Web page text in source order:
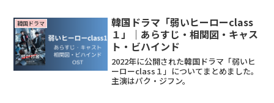
ルチャンネルA原作カン・プル出演者ノ・
ジョンReadMore...
韓国ドラマ
韓国ドラマ「弱いヒーローclass
１」｜あらすじ・相関図・キャス
ト・ビハインド
2022年に公開された韓国ドラマ「弱いヒ
ーローclass１」についてまとめました。
主演はパク・ジフン。